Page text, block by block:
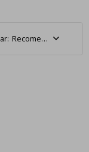
Recomendados